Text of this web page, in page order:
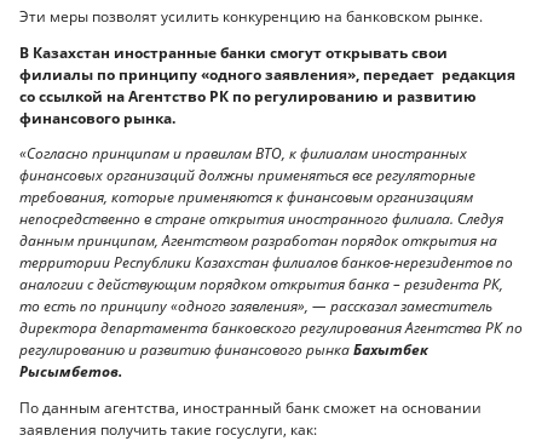
Эти меры позволят усилить конкуренцию на банковском рынке.
В Казахстан иностранные банки смогут открывать свои
филиалы по принципу «одного заявления», передает редакция
со ссылкой на Агентство РК по регулированию и развитию
финансового рынка.
«Согласно принципам и правилам ВТО, к филиалам иностранных
финансовых организаций должны применяться все регуляторные
требования, которые применяются к финансовым организациям
непосредственно в стране открытия иностранного филиала. Следуя
данным принципам, Агентством разработан порядок открытия на
территории Республики Казахстан филиалов банков-нерезидентов по
аналогии с действующим порядком открытия банка – резидента РК,
то есть по принципу «одного заявления», — рассказал заместитель
директора департамента банковского регулирования Агентства РК по
регулированию и развитию финансового рынкаБахытбек
Рысымбетов.
По данным агентства, иностранный банк сможет на основании
заявления получить такие госуслуги, как: